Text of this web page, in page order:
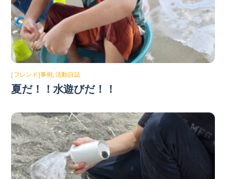
[フレンド]事例 活動日誌
夏だ！！水遊びだ！！